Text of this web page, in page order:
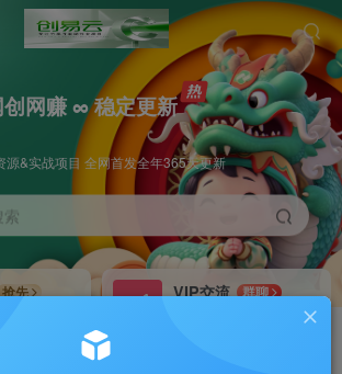
创网赚 ∞ 稳定更新
源&实战项目 全网首发全年365天更新
抢先
VIP交流
群聊
研究探讨更多创业项目路子。